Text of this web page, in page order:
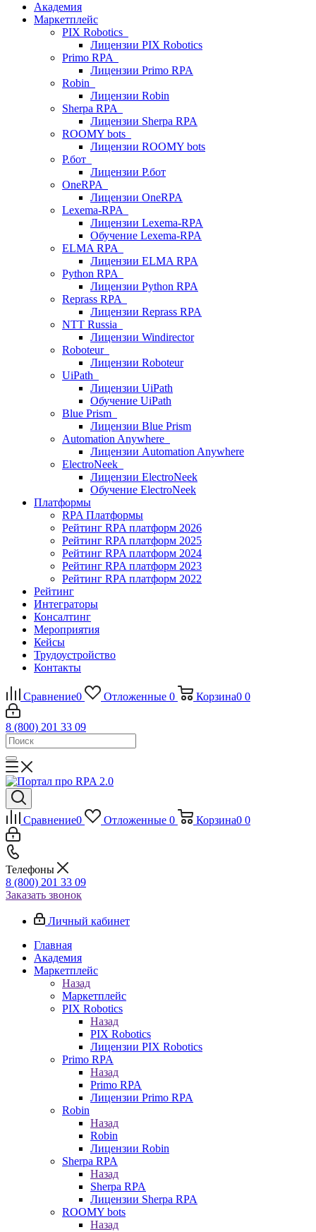
Академия
Маркетплейс
PIX Robotics
Лицензии PIX Robotics
Primo RPA
Лицензии Primo RPA
Robin
Лицензии Robin
Sherpa RPA
Лицензии Sherpa RPA
ROOMY bots
Лицензии ROOMY bots
Р.бот
Лицензии Р.бот
OneRPA
Лицензии OneRPA
Lexema-RPA
Лицензии Lexema-RPA
Обучение Lexema-RPA
ELMA RPA
Лицензии ELMA RPA
Python RPA
Лицензии Python RPA
Reprass RPA
Лицензии Reprass RPA
NTT Russia
Лицензии Windirector
Roboteur
Лицензии Roboteur
UiPath
Лицензии UiPath
Обучение UiPath
Blue Prism
Лицензии Blue Prism
Automation Anywhere
Лицензии Automation Anywhere
ElectroNeek
Лицензии ElectroNeek
Обучение ElectroNeek
Платформы
RPA Платформы
Рейтинг RPA платформ 2026
Рейтинг RPA платформ 2025
Рейтинг RPA платформ 2024
Рейтинг RPA платформ 2023
Рейтинг RPA платформ 2022
Рейтинг
Интеграторы
Консалтинг
Mероприятия
Кейсы
Трудоустройство
Контакты
Сравнение0 Отложенные 0 Корзина0 0
8 (800) 201 33 09
Сравнение0 Отложенные 0 Корзина0 0
Телефоны
8 (800) 201 33 09
Заказать звонок
Личный кабинет
Главная
Академия
Маркетплейс
Назад
Маркетплейс
PIX Robotics
Назад
PIX Robotics
Лицензии PIX Robotics
Primo RPA
Назад
Primo RPA
Лицензии Primo RPA
Robin
Назад
Robin
Лицензии Robin
Sherpa RPA
Назад
Sherpa RPA
Лицензии Sherpa RPA
ROOMY bots
Назад